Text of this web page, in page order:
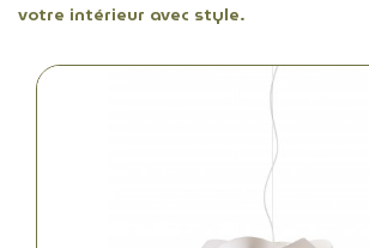
votre intérieur avec style.